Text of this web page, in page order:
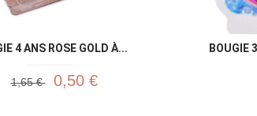
4 ANS ROSE GOLD À...
1,65 € 0,50 €
BOUGIE